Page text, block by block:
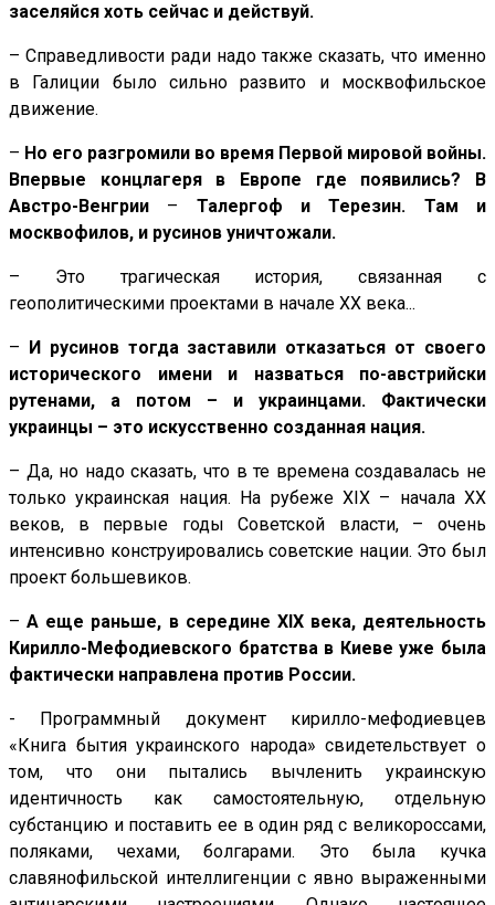
заселяйся хоть сейчас и действуй.
– Справедливости ради надо также сказать, что именно
в Галиции было сильно развито и москвофильское
движение.
– Но его разгромили во время Первой мировой войны.
Впервые концлагеря в Европе где появились? В
Австро-Венгрии – Талергоф и Терезин. Там и
москвофилов, и русинов уничтожали.
– Это трагическая история, связанная с
геополитическими проектами в начале XX века...
– И русинов тогда заставили отказаться от своего
исторического имени и назваться по-австрийски
рутенами, а потом – и украинцами. Фактически
украинцы – это искусственно созданная нация.
– Да, но надо сказать, что в те времена создавалась не
только украинская нация. На рубеже XIX – начала XX
веков, в первые годы Советской власти, – очень
интенсивно конструировались советские нации. Это был
проект большевиков.
– А еще раньше, в середине XIXвека, деятельность
Кирилло-Мефодиевского братства в Киеве уже была
фактически направлена против России.
- Программный документ кирилло-мефодиевцев
«Книга бытия украинского народа» свидетельствует о
том, что они пытались вычленить украинскую
идентичность как самостоятельную, отдельную
субстанцию и поставить ее в один ряд с великороссами,
поляками, чехами, болгарами. Это была кучка
славянофильской интеллигенции с явно выраженными